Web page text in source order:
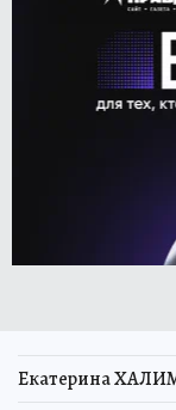
Екатерина